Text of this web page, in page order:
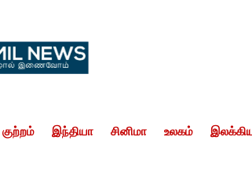
குற்றம் இந்தியா சினிமா உலகம்